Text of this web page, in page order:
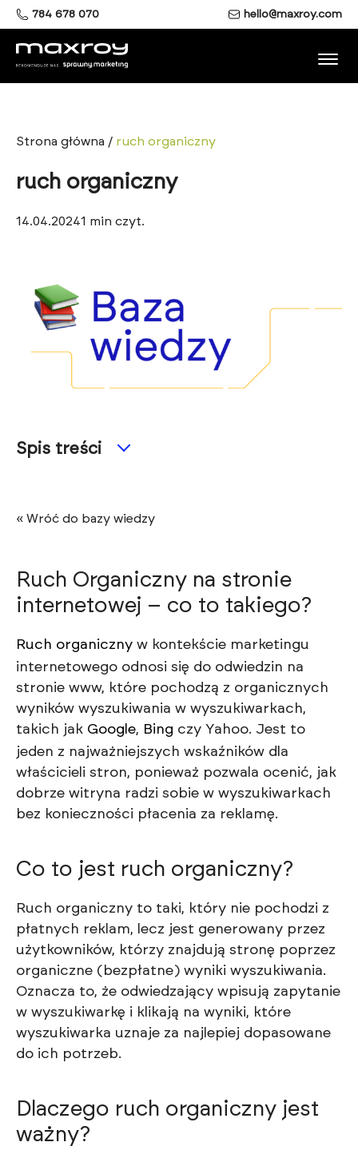
784 678 070 hello@maxroy.com
Strona główna / ruch organiczny
ruch organiczny
14.04.20241 min czyt.
Spis treści
« Wróć do bazy wiedzy
Ruch Organiczny na stronie
internetowej – co to takiego?
Ruch organiczny w kontekście marketingu
internetowego odnosi się do odwiedzin na
stronie www, które pochodzą z organicznych
wyników wyszukiwania w wyszukiwarkach,
takich jak Google, Bing czy Yahoo. Jest to
jeden z najważniejszych wskaźników dla
właścicieli stron, ponieważ pozwala ocenić, jak
dobrze witryna radzi sobie w wyszukiwarkach
bez konieczności płacenia za reklamę.
Co to jest ruch organiczny?
Ruch organiczny to taki, który nie pochodzi z
płatnych reklam, lecz jest generowany przez
użytkowników, którzy znajdują stronę poprzez
organiczne (bezpłatne) wyniki wyszukiwania.
Oznacza to, że odwiedzający wpisują zapytanie
w wyszukiwarkę i klikają na wyniki, które
wyszukiwarka uznaje za najlepiej dopasowane
do ich potrzeb.
Dlaczego ruch organiczny jest
ważny?